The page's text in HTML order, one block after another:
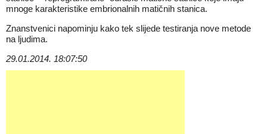
mnoge karakteristike embrionalnih matičnih stanica.
Znanstvenici napominju kako tek slijede testiranja nove metode
na ljudima.
29.01.2014. 18:07:50